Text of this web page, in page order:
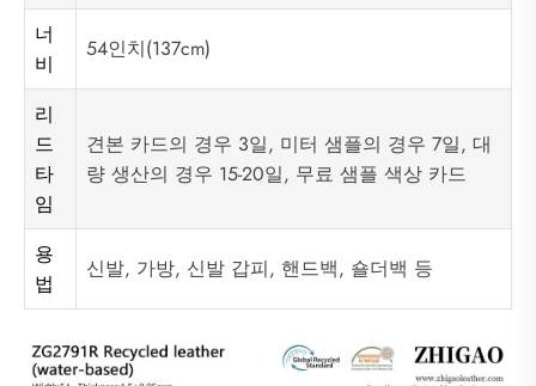
너
비
54인치(137cm)
리
드
타
임
견본 카드의 경우 3일, 미터 샘플의 경우 7일, 대
량 생산의 경우 15-20일, 무료 샘플 색상 카드
용
법
신발, 가방, 신발 갑피, 핸드백, 숄더백 등